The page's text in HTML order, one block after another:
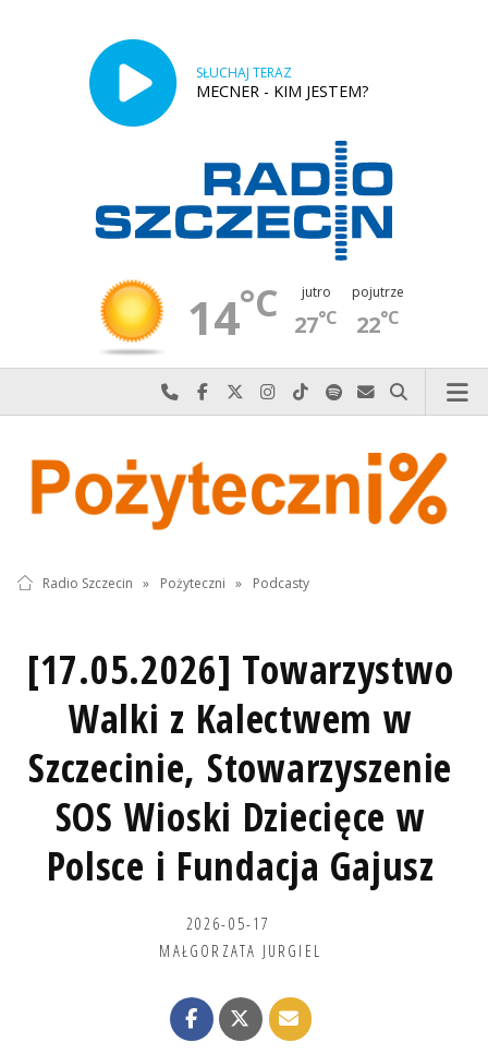
SŁUCHAJ TERAZ
MECNER - KIM JESTEM?
14°C jutro
27°C
pojutrze
22°C
Najlepiej po prostu do nas zadzwoń
Odwiedź nas na Facebook-u
Odwiedź nas na X
Odwiedź nas na Instagram-ie
Odwiedź nas na TikTok-u
Szukaj nas na Spotify
Wyślij do nas
Szukaj
Radio Szczecin » Pożyteczni » Podcasty
[17.05.2026] Towarzystwo
Walki z Kalectwem w
Szczecinie, Stowarzyszenie
SOS Wioski Dziecięce w
Polsce i Fundacja Gajusz
2026-05-17
MAŁGORZATA JURGIEL